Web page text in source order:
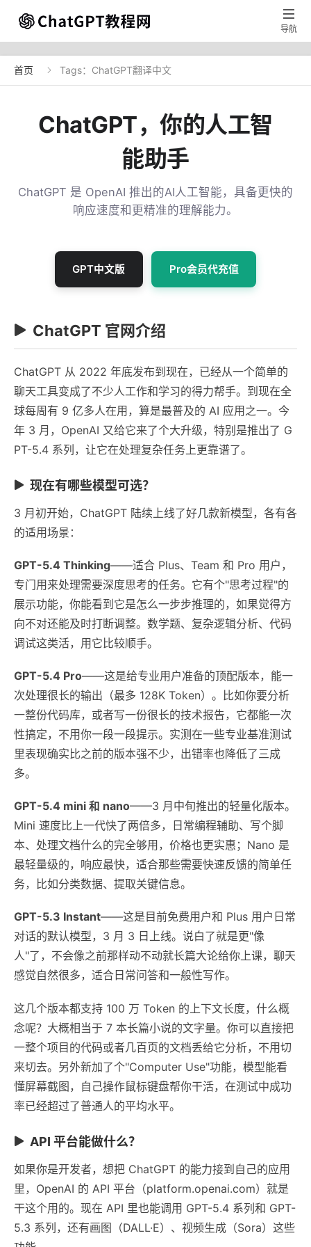

导航
首页  Tags：ChatGPT翻译中文
ChatGPT，你的人工智
能助手
ChatGPT 是 OpenAI 推出的AI人工智能，具备更快的
响应速度和更精准的理解能力。
GPT中文版 Pro会员代充值
ChatGPT 官网介绍
ChatGPT 从 2022 年底发布到现在，已经从一个简单的
聊天工具变成了不少人工作和学习的得力帮手。到现在全
球每周有 9 亿多人在用，算是最普及的 AI 应用之一。今
年 3 月，OpenAI 又给它来了个大升级，特别是推出了 G
PT-5.4 系列，让它在处理复杂任务上更靠谱了。
现在有哪些模型可选？
3 月初开始，ChatGPT 陆续上线了好几款新模型，各有各
的适用场景：
GPT-5.4 Thinking——适合 Plus、Team 和 Pro 用户，
专门用来处理需要深度思考的任务。它有个"思考过程"的
展示功能，你能看到它是怎么一步步推理的，如果觉得方
向不对还能及时打断调整。数学题、复杂逻辑分析、代码
调试这类活，用它比较顺手。
GPT-5.4 Pro——这是给专业用户准备的顶配版本，能一
次处理很长的输出（最多 128K Token）。比如你要分析
一整份代码库，或者写一份很长的技术报告，它都能一次
性搞定，不用你一段一段提示。实测在一些专业基准测试
里表现确实比之前的版本强不少，出错率也降低了三成
多。
GPT-5.4 mini 和 nano——3 月中旬推出的轻量化版本。
Mini 速度比上一代快了两倍多，日常编程辅助、写个脚
本、处理文档什么的完全够用，价格也更实惠；Nano 是
最轻量级的，响应最快，适合那些需要快速反馈的简单任
务，比如分类数据、提取关键信息。
GPT-5.3 Instant——这是目前免费用户和 Plus 用户日常
对话的默认模型，3 月 3 日上线。说白了就是更"像
人"了，不会像之前那样动不动就长篇大论给你上课，聊天
感觉自然很多，适合日常问答和一般性写作。
这几个版本都支持 100 万 Token 的上下文长度，什么概
念呢？大概相当于 7 本长篇小说的文字量。你可以直接把
一整个项目的代码或者几百页的文档丢给它分析，不用切
来切去。另外新加了个"Computer Use"功能，模型能看
懂屏幕截图，自己操作鼠标键盘帮你干活，在测试中成功
率已经超过了普通人的平均水平。
API 平台能做什么？
如果你是开发者，想把 ChatGPT 的能力接到自己的应用
里，OpenAI 的 API 平台（platform.openai.com）就是
干这个用的。现在 API 里也能调用 GPT-5.4 系列和 GPT-
5.3 系列，还有画图（DALL·E）、视频生成（Sora）这些